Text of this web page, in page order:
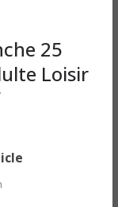
25
Loisir